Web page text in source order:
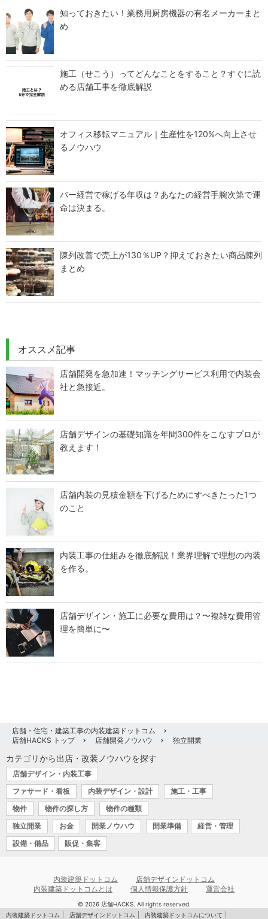
知っておきたい！業務用厨房機器の有名メーカーまと
め
施工（せこう）ってどんなことをすること？すぐに読
める店舗工事を徹底解説
オフィス移転マニュアル｜生産性を120%へ向上させ
るノウハウ
バー経営で稼げる年収は？あなたの経営手腕次第で運
命は決まる。
陳列改善で売上が130％UP？抑えておきたい商品陳列
まとめ
オススメ記事
店舗開発を急加速！マッチングサービス利用で内装会
社と急接近。
店舗デザインの基礎知識を年間300件をこなすプロが
教えます！
店舗内装の見積金額を下げるためにすべきたった1つ
のこと
内装工事の仕組みを徹底解説！業界理解で理想の内装
を作る。
店舗デザイン・施工に必要な費用は？〜複雑な費用管
理を簡単に〜
店舗・住宅・建築工事の内装建築ドットコム
店舗HACKS トップ
店舗開発ノウハウ 独立開業
カテゴリから出店・改装ノウハウを探す
店舗デザイン・内装工事
ファサード・看板
内装デザイン・設計
施工・工事
物件
物件の探し方
物件の種類
独立開業
お金 開業ノウハウ 開業準備
経営・管理
設備・備品
販促・集客
内装建築ドットコム
店舗デザインドットコム
内装建築ドットコムとは
個人情報保護方針 運営会社
© 2026 店舗HACKS. All rights reserved.
内装建築ドットコム
店舗デザインドットコム 内装建築ドットコムについて